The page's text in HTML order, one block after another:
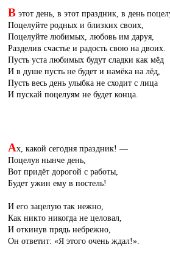
Вэтот день, в этот праздник, в день
Поцелуйте родных и близких своих,
Поцелуйте любимых, любовь им даруя,
Разделив счастье и радость свою на двоих.
Пусть уста любимых будут сладки как мёд
И в душе пусть не будет и намёка на лёд,
Пусть весь день улыбка не сходит с лица
И пускай поцелуям не будет конца.
Ах, какой сегодня праздник! —
Поцелуя нынче день,
Вот придёт дорогой с работы,
Будет ужин ему в постель!
И его зацелую так нежно,
Как никто никогда не целовал,
И откинув прядь небрежно,
Он ответит: «Я этого очень ждал!».